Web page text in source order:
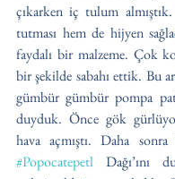
çıkarken iç tulum
tutması hem de hijyen
faydalı bir malzeme. Çok
bir şekilde sabahı ettik. Bu
gümbür gümbür pompa
duyduk. Önce gök
#Popocatepetl Dağı’ını